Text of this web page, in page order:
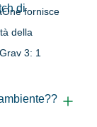
fornisce
della
3: 1
di